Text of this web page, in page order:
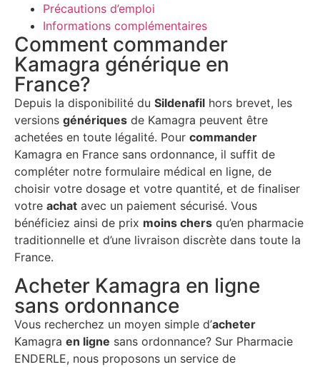
Précautions d’emploi
Informations complémentaires
Comment commander
Kamagra générique en
France?
Depuis la disponibilité du Sildenafil hors brevet, les
versions génériques de Kamagra peuvent être
achetées en toute légalité. Pour commander
Kamagra en France sans ordonnance, il suffit de
compléter notre formulaire médical en ligne, de
choisir votre dosage et votre quantité, et de finaliser
votre achat avec un paiement sécurisé. Vous
bénéficiez ainsi de prix moins chers qu’en pharmacie
traditionnelle et d’une livraison discrète dans toute la
France.
Acheter Kamagra en ligne
sans ordonnance
Vous recherchez un moyen simple d’acheter
Kamagra en ligne sans ordonnance? Sur Pharmacie
ENDERLE, nous proposons un service de